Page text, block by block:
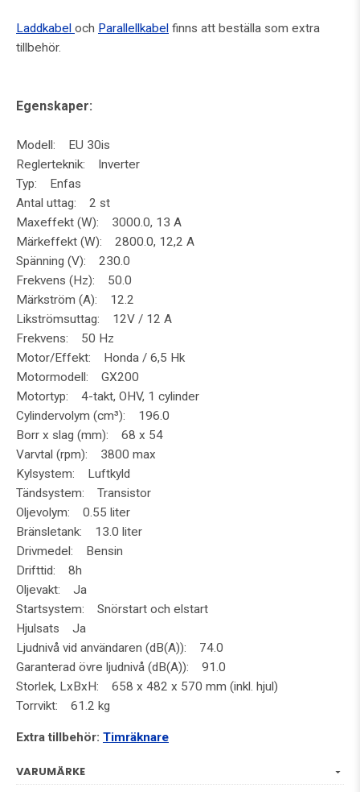
Laddkabel och Parallellkabel finns att beställa som extra
tillbehör.
Egenskaper:
Modell: EU 30is
Reglerteknik: Inverter
Typ: Enfas
Antal uttag: 2 st
Maxeffekt (W): 3000.0, 13 A
Märkeffekt (W): 2800.0, 12,2 A
Spänning (V): 230.0
Frekvens (Hz): 50.0
Märkström (A): 12.2
Likströmsuttag: 12V / 12 A
Frekvens: 50 Hz
Motor/Effekt: Honda / 6,5 Hk
Motormodell: GX200
Motortyp: 4-takt, OHV, 1 cylinder
Cylindervolym (cm³): 196.0
Borr x slag (mm): 68 x 54
Varvtal (rpm): 3800 max
Kylsystem: Luftkyld
Tändsystem: Transistor
Oljevolym: 0.55 liter
Bränsletank: 13.0 liter
Drivmedel: Bensin
Drifttid: 8h
Oljevakt: Ja
Startsystem: Snörstart och elstart
Hjulsats Ja
Ljudnivå vid användaren (dB(A)): 74.0
Garanterad övre ljudnivå (dB(A)): 91.0
Storlek, LxBxH: 658 x 482 x 570 mm (inkl. hjul)
Torrvikt: 61.2 kg
Extra tillbehör: Timräknare
VARUMÄRKE